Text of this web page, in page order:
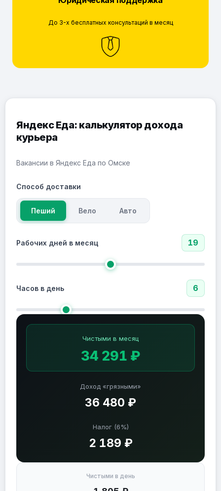
До 3-х бесплатных консультаций в месяц
Яндекс Еда: калькулятор дохода
курьера
Вакансии в Яндекс Еда по Омске
Способ доставки
Пеший Вело Авто
Рабочих дней в месяц 19
Часов в день 6
Доход «грязными»
36 480 ₽
Налог (6%)
2 189 ₽
Чистыми в месяц
34 291 ₽
Чистыми в день